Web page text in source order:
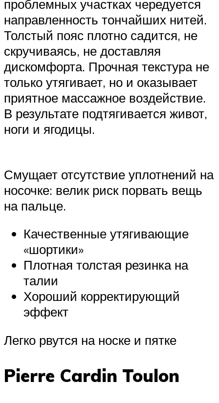
проблемных участках чередуется
направленность тончайших нитей.
Толстый пояс плотно садится, не
скручиваясь, не доставляя
дискомфорта. Прочная текстура не
только утягивает, но и оказывает
приятное массажное воздействие.
В результате подтягивается живот,
ноги и ягодицы.
Смущает отсутствие уплотнений на
носочке: велик риск порвать вещь
на пальце.
Качественные утягивающие
«шортики»
Плотная толстая резинка на
талии
Хороший корректирующий
эффект
Легко рвутся на носке и пятке
Pierre Cardin Toulon